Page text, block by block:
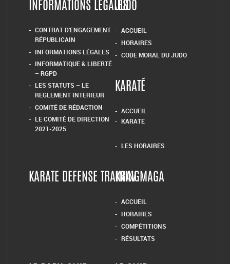
INFORMATIONS LEGALES
CONTRAT D’ENGAGEMENT
RÉPUBLICAIN
INFORMATIONS LÉGALES
INFORMATIQUE & LIBERTÉ
– RGPD
LES STATUTS – LE
REGLEMENT INTERIEUR
COMITÉ DE RÉDACTION
LE COMITÉ DE DIRECTION
2021-2025
JUDO
ACCUEIL
HORAIRES
CODE MORAL DU JUDO
KARATÉ
ACCUEIL
KARATE
LES HORAIRES
KARATE DEFENSE TRAININGKRAV MAGA
ACCUEIL
HORAIRES
COMPÉTITIONS
RÉSULTATS